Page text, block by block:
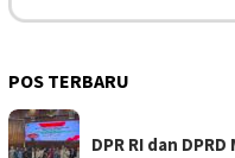
POS TERBARU
DPR RI dan